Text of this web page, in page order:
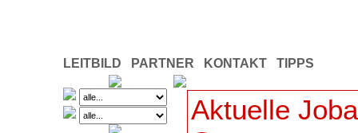
LEITBILD PARTNER KONTAKT TIPPS
Aktuelle